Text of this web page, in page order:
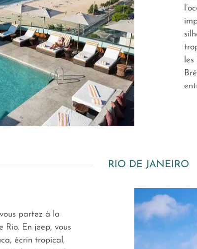
RIO DE JANEIRO
partez à la
Rio. En jeep, vous
écrin tropical,